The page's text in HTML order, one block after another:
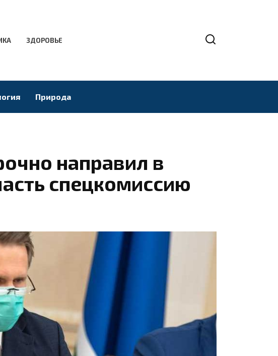
ЗДОРОВЬЕ
Природа
направил в
спецкомиссию